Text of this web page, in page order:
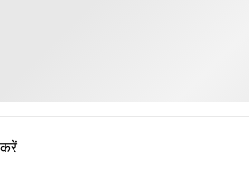
करें